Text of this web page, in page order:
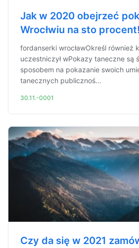
Jak w 2020 obejrzeć
Wrocłwiu na sto procent!
fordanserki wrocławOkreśl również
uczestniczył wPokazy taneczne są
sposobem na pokazanie swoich
tanecznych publicznoś...
30.11.-0001
Czy da się w 2021